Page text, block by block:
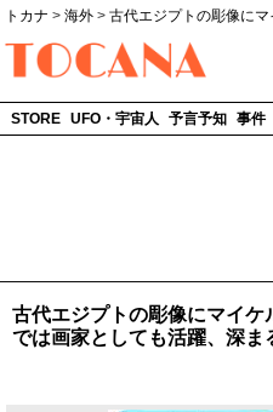
トカナ > 海外 > 古代エジプトの彫像に
STORE UFO・宇宙人 予言予知 事件
古代エジプトの彫像にマイ
では画家としても活躍、深ま